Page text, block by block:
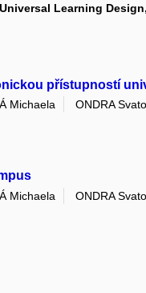
Learning
přístupností
Michaela ONDRA
Michaela ONDRA